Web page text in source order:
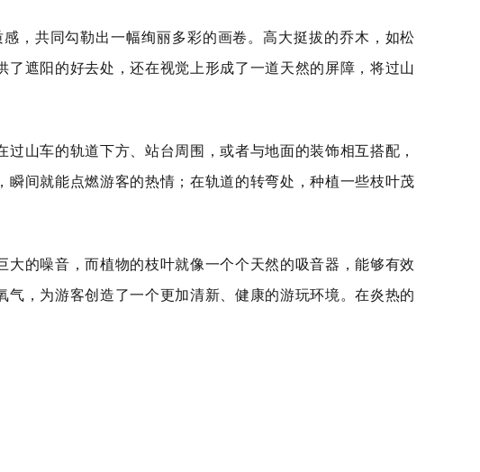
，共同勾勒出一幅绚丽多彩的画卷。高大挺拔的乔木，如松
遮阳的好去处，还在视觉上形成了一道天然的屏障，将过山
山车的轨道下方、站台周围，或者与地面的装饰相互搭配，
间就能点燃游客的热情；在轨道的转弯处，种植一些枝叶茂
的噪音，而植物的枝叶就像一个个天然的吸音器，能够有效
，为游客创造了一个更加清新、健康的游玩环境。在炎热的